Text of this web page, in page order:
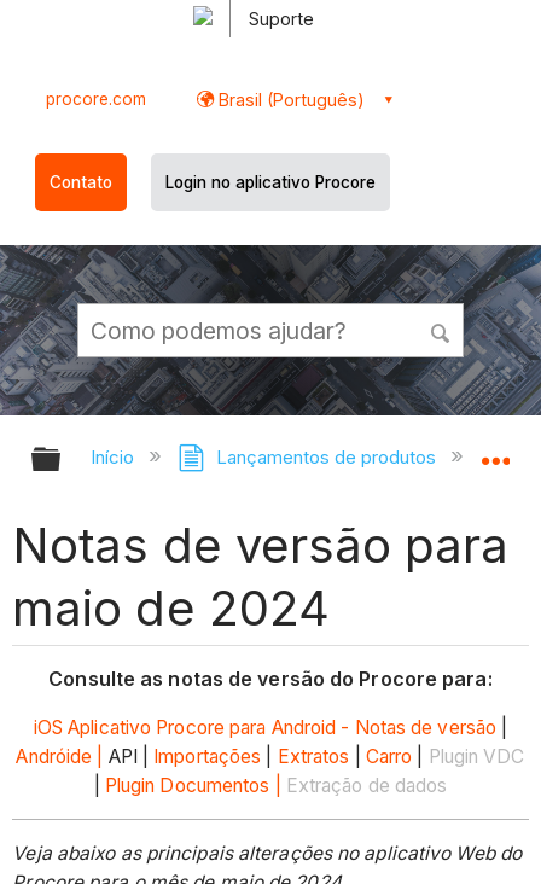
Suporte
procore.com Brasil (Português)
Contato Login no aplicativo Procore
Expandir/recolher hierarquia
Início Lançamentos de produtos
Notas de versão para
maio de 2024
Consulte as notas de versão do Procore para:
iOS Aplicativo Procore para Android - Notas de versão
Andróide |
API | Importações Extratos Carro
Plugin VDC
Plugin Documentos | Extração de dados
Veja abaixo as principais alterações no aplicativo Web do